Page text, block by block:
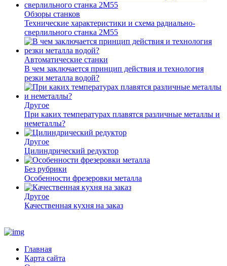
Обзоры станков
Технические характеристики и схема радиально-
сверлильного станка 2М55
Автоматические станки
В чем заключается принцип действия и технология
резки металла водой?
Другое
При каких температурах плавятся различные металлы и
неметаллы?
Другое
Цилиндрический редуктор
Без рубрики
Особенности фрезеровки металла
Другое
Качественная кухня на заказ
Главная
Карта сайта